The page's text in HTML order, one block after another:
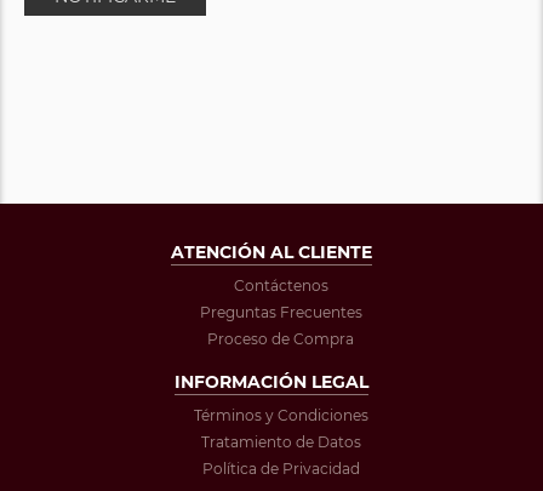
ATENCIÓN AL CLIENTE
Contáctenos
Preguntas Frecuentes
Proceso de Compra
INFORMACIÓN LEGAL
Términos y Condiciones
Tratamiento de Datos
Política de Privacidad